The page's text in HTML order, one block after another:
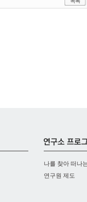
나를 찾아 떠나
연구원 제도